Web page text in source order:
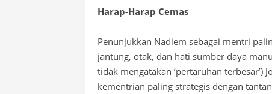
Harap-Harap Cemas
Penunjukkan Nadiem sebagai mentri
jantung, otak, dan hati sumber daya
tidak mengatakan ‘pertaruhan terbesar’)
kementrian paling strategis dengan